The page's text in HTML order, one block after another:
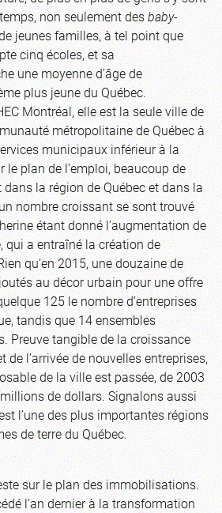
non seulement desbaby-
jeunes familles, à tel point que
cinq écoles, et sa
une moyenne d’âge de
plus jeune du Québec.
Montréal, elle est la seule ville de
métropolitaine de Québec à
municipaux inférieur à la
le plan de l’emploi, beaucoup de
la région de Québec et dans la
nombre croissant se sont trouvé
étant donné l’augmentation de
qui a entraîné la création de
qu’en 2015, une douzaine de
au décor urbain pour une offre
125 le nombre d’entreprises
tandis que 14 ensembles
Preuve tangible de la croissance
de l’arrivée de nouvelles entreprises,
de la ville est passée, de 2003
de dollars. Signalons aussi
l’une des plus importantes régions
de terre du Québec.
sur le plan des immobilisations.
l’an dernier à la transformation